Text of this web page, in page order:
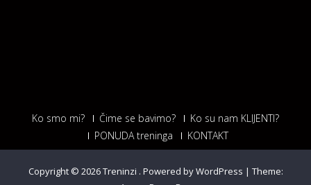
Ko smo mi? Čime se bavimo?
Ko su nam KLIJENTI?
PONUDA treninga
KONTAKT
Copyright © 2026Treninzi . Powered by WordPress | Theme: